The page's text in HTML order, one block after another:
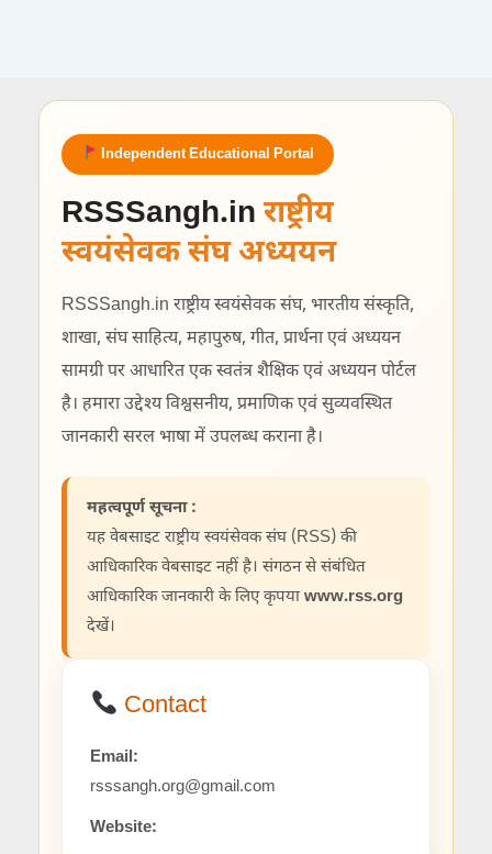
Independent Educational Portal
RSSSangh.in राष्ट्रीय
स्वयंसेवक संघ अध्ययन
RSSSangh.in राष्ट्रीय स्वयंसेवक संघ, भारतीय संस्कृति,
शाखा, संघ साहित्य, महापुरुष, गीत, प्रार्थना एवं अध्ययन
सामग्री पर आधारित एक स्वतंत्र शैक्षिक एवं अध्ययन पोर्टल
है। हमारा उद्देश्य विश्वसनीय, प्रमाणिक एवं सुव्यवस्थित
जानकारी सरल भाषा में उपलब्ध कराना है।
महत्वपूर्ण सूचना :
यह वेबसाइट राष्ट्रीय स्वयंसेवक संघ (RSS) की
आधिकारिक वेबसाइट नहीं है। संगठन से संबंधित
आधिकारिक जानकारी के लिए कृपया www.rss.org
देखें।
Contact
Email:
rsssangh.org@gmail.com
Website: